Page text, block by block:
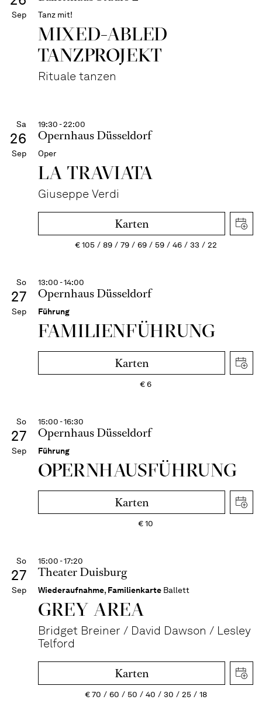
Sep Tanz mit!
MIXED-ABLED
TANZPROJEKT
Rituale tanzen
Sa
26
Sep
19:30 - 22:00
Opernhaus Düsseldorf
Oper
LA TRAVI­ATA
Giuseppe Verdi
Karten
€105 89 79 69 59 46 33 22
So
27
Sep
13:00 - 14:00
Opernhaus Düsseldorf
Führung
FAMI­LIEN­FÜH­RUNG
Karten
€6
So
27
Sep
15:00 - 16:30
Opernhaus Düsseldorf
Führung
OPERN­HAUS­FÜH­RUNG
Karten
€10
So
27
Sep
15:00 - 17:20
Theater Duisburg
Wiederaufnahme, Familienkarte Ballett
GREY AREA
Bridget Breiner / David Dawson / Lesley
Telford
Karten
€70 60 50 40 30 25
18